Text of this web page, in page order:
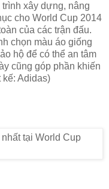
xây dựng, nâng
cho World Cup 2014
của các trận đấu.
chọn màu áo giống
hộ để có thể an tâm
cũng góp phần khiến
kế: Adidas)